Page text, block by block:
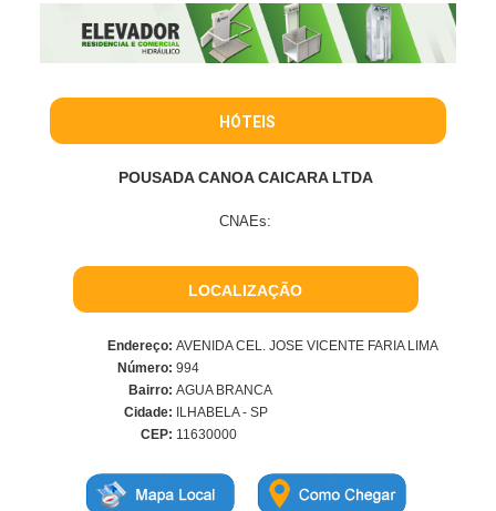
HÓTEIS
POUSADA CANOA CAICARA LTDA
CNAEs:
LOCALIZAÇÃO
Endereço: AVENIDA CEL. JOSE VICENTE FARIA LIMA
Número: 994
Bairro: AGUA BRANCA
Cidade:
ILHABELA - SP
CEP: 11630000